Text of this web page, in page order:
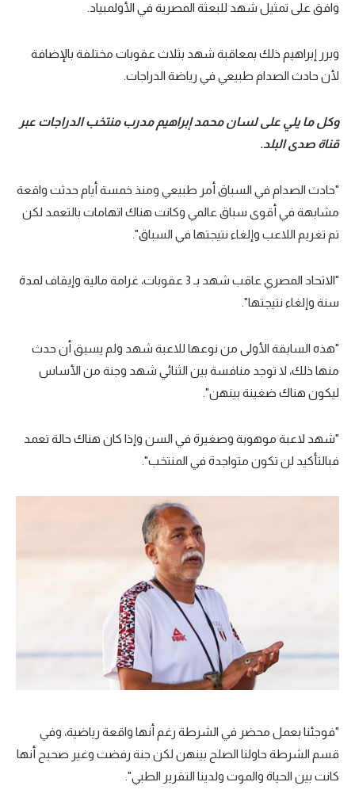
وافق على تمثيل شهد للبعثة المصرية في الأولمبياد.
وبرر إبراهيم ذلك بمعاقبة شهد بثلاث عقوبات مختلفة بالإضافة
لأن حادث الصدام طبيعي في رياضة الدراجات.
وكل ما يلي على لسان محمد إبراهيم مدرب منتخب الدراجات عبر
قناة صدى البلد.
"حادث الصدام في السباق أمر طبيعي ومنذ خمسة أيام حدثت واقعة
مشابهة في أقوى سباق عالمي وكانت هناك اتهامات بالتعمد لكن
تم تغريم اللاعب وإلغاء نتيجتها في السباق".
"الاتحاد المصري عاقب شهد بـ 3 عقوبات، غرامة مالية وإيقاف لمدة
سنة وإلغاء نتيجتها".
"هذه السابقة الأولى من نوعها للاعبة شهد ولم يسبق أن حدث
منها ذلك، لا توجد منافسة بين الثنائي شهد وجنة من الأساس
ليكون هناك ضغينة بينهن".
"شهد لاعبة موهوبة وصغيرة في السن وإذا كان هناك حالة تعمد
فبالتأكيد لن تكون متواجدة في المنتخب".
"فوجئنا بعمل محضر في الشرطة رغم أنها واقعة رياضية، وفي
قسم الشرطة حاولنا الصلح بينهن لكن جنة رفضت وغير صحيح أنها
كانت بين الحياة والموت ولدينا التقرير الطبي".